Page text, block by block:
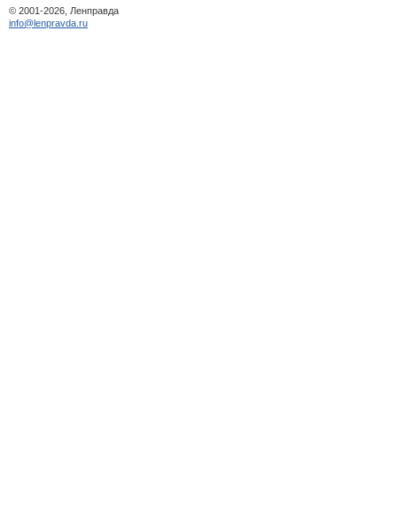
© 2001-2026, Ленправда
info@lenpravda.ru